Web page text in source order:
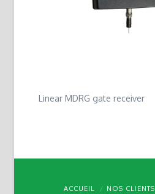
Linear MDRG gate receiver
ACCUEIL NOS CLIENTS